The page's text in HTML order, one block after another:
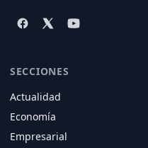
SECCIONES
Actualidad
Economía
Empresarial